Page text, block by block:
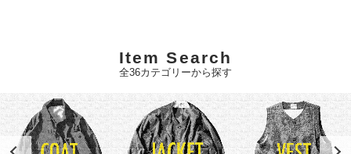
Item Search
全36カテゴリーから探す